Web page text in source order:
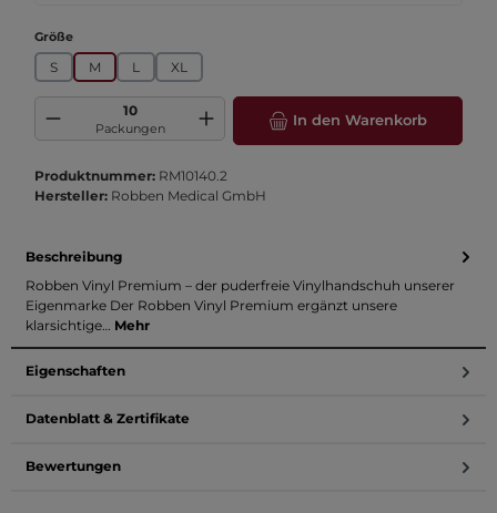
Größeauswählen
S M L XL
Produkt Anzahl: Gib den gewünschten Wert ein oder benutze die
Packungen
In den Warenkorb
Produktnummer: RM10140.2
Hersteller: Robben Medical GmbH
Beschreibung
Robben Vinyl Premium – der puderfreie Vinylhandschuh unserer
Eigenmarke Der Robben Vinyl Premium ergänzt unsere
klarsichtige… Mehr
Eigenschaften
Datenblatt & Zertifikate
Bewertungen